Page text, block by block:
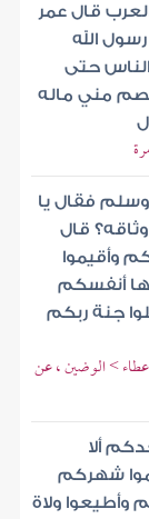
قال عمر
الله
حتى
عصم مني ماله
وسلم فقال يا
قال
وأقيموا
أنفسكم
جنة ربكم
عطاء > الوضين ، عن
ألا
شهركم
وأطيعوا ولاة